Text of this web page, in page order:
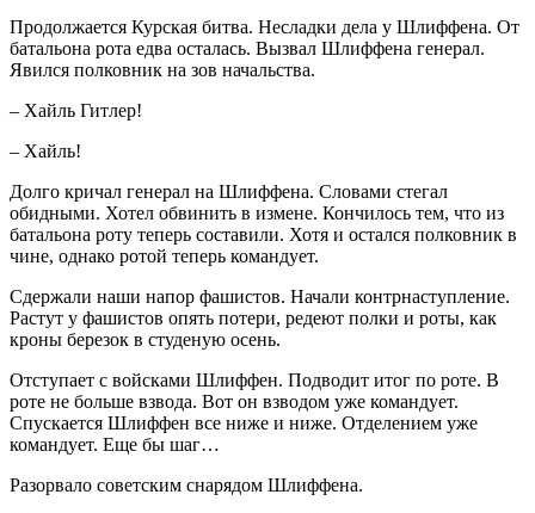
Продолжается Курская битва. Несладки дела у Шлиффена. От
батальона рота едва осталась. Вызвал Шлиффена генерал.
Явился полковник на зов начальства.
– Хайль Гитлер!
– Хайль!
Долго кричал генерал на Шлиффена. Словами стегал
обидными. Хотел обвинить в измене. Кончилось тем, что из
батальона роту теперь составили. Хотя и остался полковник в
чине, однако ротой теперь командует.
Сдержали наши напор фашистов. Начали контрнаступление.
Растут у фашистов опять потери, редеют полки и роты, как
кроны березок в студеную осень.
Отступает с войсками Шлиффен. Подводит итог по роте. В
роте не больше взвода. Вот он взводом уже командует.
Спускается Шлиффен все ниже и ниже. Отделением уже
командует. Еще бы шаг…
Разорвало советским снарядом Шлиффена.